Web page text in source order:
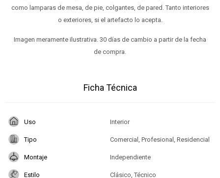
como lamparas de mesa, de pie, colgantes, de pared. Tanto interiores
o exteriores, si el artefacto lo acepta.
Imagen meramente ilustrativa. 30 días de cambio a partir de la fecha
de compra.
Ficha Técnica
Uso Interior
Tipo Comercial, Profesional, Residencial
Montaje Independiente
Estilo Clásico, Técnico